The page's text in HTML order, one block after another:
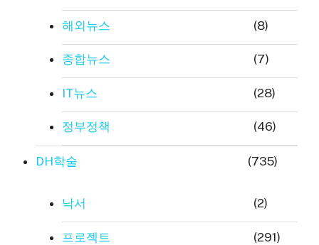
해외뉴스 (8)
종합뉴스 (7)
IT뉴스 (28)
정부정책 (46)
DH학술 (735)
낙서 (2)
프로젝트 (291)